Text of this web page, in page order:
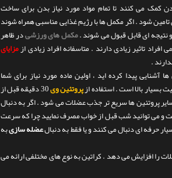
کمک می کنند تا تمام مواد مورد نیاز بدن برای ساخت
شود . اگر مکمل ها با رژیم غذایی مناسبی همراه شوند
نتیجه ای قابل قبول می شوند .مکمل های ورزشیدر ظاهر
تاثیر زیادی دارند . متاسفانه افراد زیادی ازمزایای
.
آشنایی پیدا کرده اید ، اولین ماده مورد نیاز برای شما
بسیار بالا است . استفاده ازپروتئین وی
30 دقیقه قبل از
پروتئین ها سریع تر جذب عضلات می شود . اگر به دنبال
و می توانید شب قبل از خواب مصرف نمایید چرا که سرعت
حرفه ای دنبال می کنند و یا فقط به دنبالعضله سازیبه
افزایش می دهد . کراتین به نوع های مختلفی ارائه می